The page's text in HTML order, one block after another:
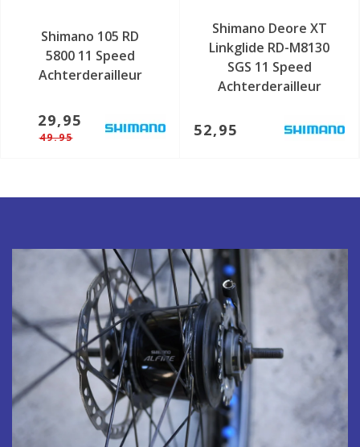
Shimano 105 RD
5800 11 Speed
Achterderailleur
29,95
49.95
Shimano Deore XT
Linkglide RD-M8130
SGS 11 Speed
Achterderailleur
52,95